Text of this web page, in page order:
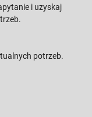
i uzyskaj
potrzeb.